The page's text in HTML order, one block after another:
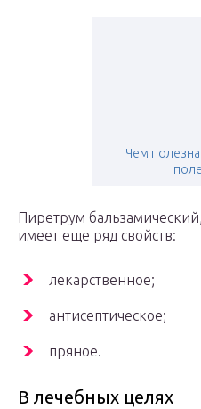
Чем
Пиретрум
имеет еще ряд свойств:
лекарственное;
антисептическое;
пряное.
В лечебных целях